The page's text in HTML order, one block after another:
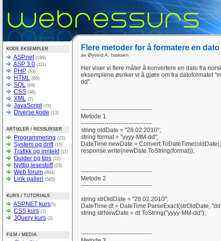
KODE EKSEMPLER
ASP.net (199)
ASP 3.0 (111)
PHP (30)
HTML (66)
SQL (89)
CSS (46)
XML (7)
JavaScript (78)
Diverse kode (13)
ARTIKLER / RESSURSER
Programmering (22)
System og drift (15)
Trafikk og inntekt (11)
Guider og tips (22)
Nyttig lesestoff (23)
Web forum (604)
Link galleri (565)
KURS / TUTORIALS
ASP.NET kurs(5)
CSS kurs (2)
JQuery kurs (2)
FILM / MEDIA
Flere metoder for å formatere en
av Øyvind A. Isaksen
Her viser vi flere måter å konvertere en dato fra
eksemplene øsnker vi å gjøre om fra datoformatet
dd".
------------------------------------
Metode 1
------------------------------------
string oldDate = "28.02.2010";
string format = "yyyy-MM-dd";
DateTime newDate = Convert.ToDateTime(oldDate);
response.write(newDate.ToString(format));
------------------------------------
Metode 2
------------------------------------
string strOldDate = "28.02.2010";
DateTime dt = DateTime.ParseExact(strOldDate,
string strNewDate = dt.ToString("yyyy-MM-dd");
------------------------------------